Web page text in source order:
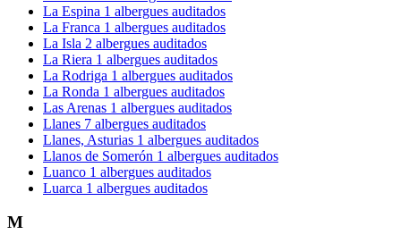
La Espina 1 albergues auditados
La Franca 1 albergues auditados
La Isla 2 albergues auditados
La Riera 1 albergues auditados
La Rodriga 1 albergues auditados
La Ronda 1 albergues auditados
Las Arenas 1 albergues auditados
Llanes 7 albergues auditados
Llanes, Asturias 1 albergues auditados
Llanos de Somerón 1 albergues auditados
Luanco 1 albergues auditados
Luarca 1 albergues auditados
M